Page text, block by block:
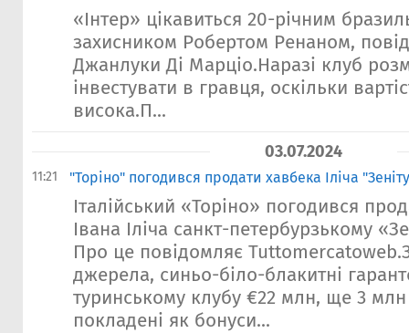
«Інтер» цікавиться 20-річним
захисником Робертом Ренаном,
Джанлуки Ді Марціо.Наразі клуб
інвестувати в гравця, оскільки
висока.П...
03.07.2024
11:21 "Торіно" погодився продати хавбека Іліча
Італійський «Торіно» погодився
Івана Іліча санкт-петербурзькому
Про це повідомляє
джерела, синьо-біло-блакитні
туринському клубу €22 млн, ще 3 млн
покладені як бонуси...